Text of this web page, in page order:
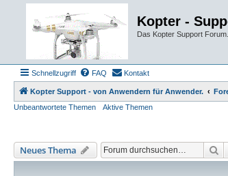
Kopter -
Das Kopter Support
Schnellzugriff FAQ Kontakt
Kopter Support - von Anwendern für Anwender.
Unbeantwortete Themen
Aktive Themen
Neues Thema